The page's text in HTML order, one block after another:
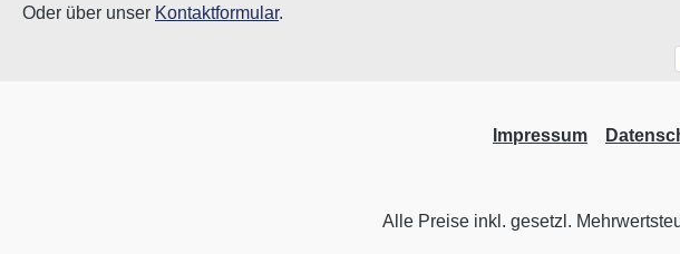
Oder über unser Kontaktformular.
Impressum
Alle Preise inkl. gesetzl.